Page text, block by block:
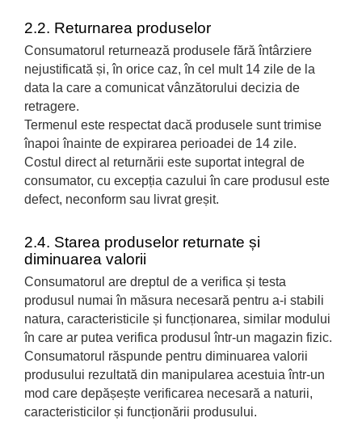
2.2. Returnarea produselor
Consumatorul returnează produsele fără întârziere
nejustificată și, în orice caz, în cel mult 14 zile de la
data la care a comunicat vânzătorului decizia de
retragere.
Termenul este respectat dacă produsele sunt trimise
înapoi înainte de expirarea perioadei de 14 zile.
Costul direct al returnării este suportat integral de
consumator, cu excepția cazului în care produsul este
defect, neconform sau livrat greșit.
2.4. Starea produselor returnate și
diminuarea valorii
Consumatorul are dreptul de a verifica și testa
produsul numai în măsura necesară pentru a-i stabili
natura, caracteristicile și funcționarea, similar modului
în care ar putea verifica produsul într-un magazin fizic.
Consumatorul răspunde pentru diminuarea valorii
produsului rezultată din manipularea acestuia într-un
mod care depășește verificarea necesară a naturii,
caracteristicilor și funcționării produsului.